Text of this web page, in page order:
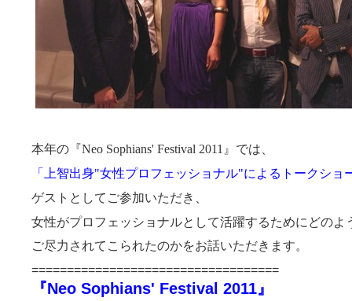
本年の『 Neo Sophians' Festival 2011』では、
「上智出身"女性プロフェッショナル"によるトークショ
ゲストとしてご参加いただき、
女性がプロフェッショナルとして活躍するためにどのよ
ご尽力されてこられたのかをお話いただきます。
===================================
『Neo Sophians' Festival 2011』